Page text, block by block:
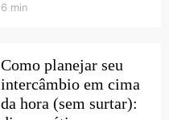
6 min
Como planejar seu
intercâmbio em cima
da hora (sem surtar):